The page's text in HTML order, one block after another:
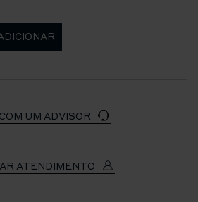
UM ADVISOR
ATENDIMENTO